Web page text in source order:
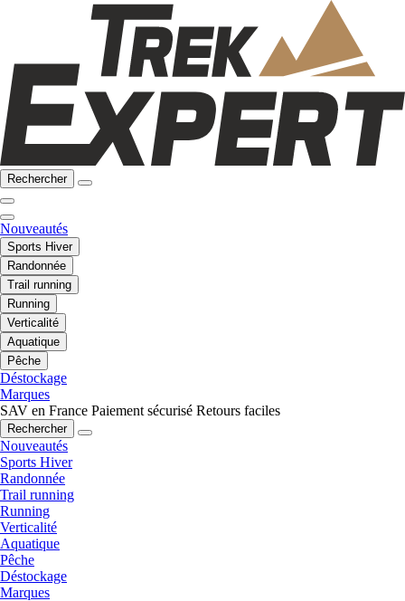
Rechercher
Nouveautés
Sports Hiver
Randonnée
Trail running
Running
Verticalité
Aquatique
Pêche
Déstockage
Marques
SAV en France Paiement sécurisé Retours faciles
Rechercher
Nouveautés
Sports Hiver
Randonnée
Trail running
Running
Verticalité
Aquatique
Pêche
Déstockage
Marques